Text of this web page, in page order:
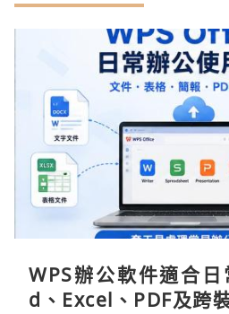
WPS辦公軟件適合
d、Excel、PDF及跨